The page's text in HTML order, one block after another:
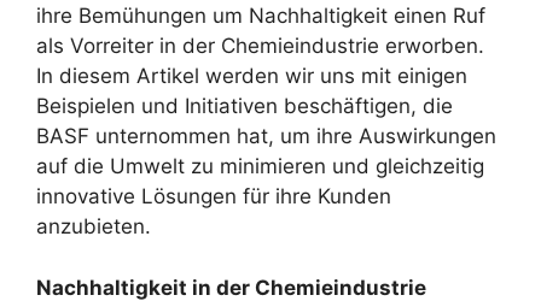
ihre Bemühungen um Nachhaltigkeit einen Ruf
als Vorreiter in der Chemieindustrie erworben.
In diesem Artikel werden wir uns mit einigen
Beispielen und Initiativen beschäftigen, die
BASF unternommen hat, um ihre Auswirkungen
auf die Umwelt zu minimieren und gleichzeitig
innovative Lösungen für ihre Kunden
anzubieten.
Nachhaltigkeit in der Chemieindustrie